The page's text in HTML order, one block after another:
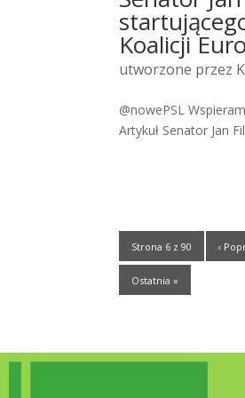
Koalicji
utworzone przez
@nowePSL
Artykuł Senator Jan
Strona 6 z 90 ‹
Ostatnia »